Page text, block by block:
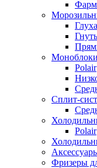
Моноблоки
Polair
Сплит-
Polair
Фризеры